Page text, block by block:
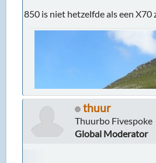
850 is niet hetzelfde als een X70
thuur
Thuurbo Fivespoke
Global Moderator